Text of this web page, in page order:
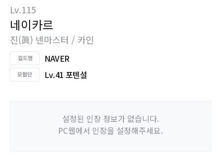
Lv.115
네이카르
진(眞) 넨마스터 / 카인
NAVER
Lv.41 포텐셜
설정된 인장 정보가 없습니다.
PC웹에서 인장을 설정해주세요.